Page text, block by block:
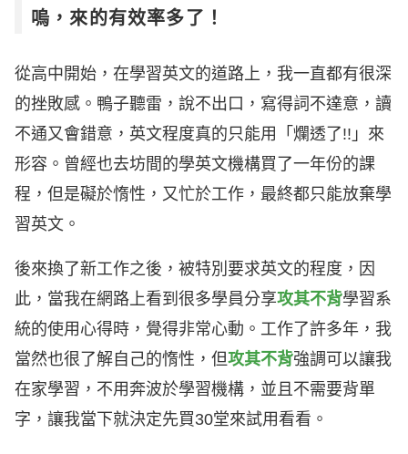
嗚，來的有效率多了！
從高中開始，在學習英文的道路上，我一直都有很深
的挫敗感。鴨子聽雷，說不出口，寫得詞不達意，讀
不通又會錯意，英文程度真的只能用「爛透了!!」來
形容。曾經也去坊間的學英文機構買了一年份的課
程，但是礙於惰性，又忙於工作，最終都只能放棄學
習英文。
後來換了新工作之後，被特別要求英文的程度，因
此，當我在網路上看到很多學員分享攻其不背學習系
統的使用心得時，覺得非常心動。工作了許多年，我
當然也很了解自己的惰性，但攻其不背強調可以讓我
在家學習，不用奔波於學習機構，並且不需要背單
字，讓我當下就決定先買30堂來試用看看。